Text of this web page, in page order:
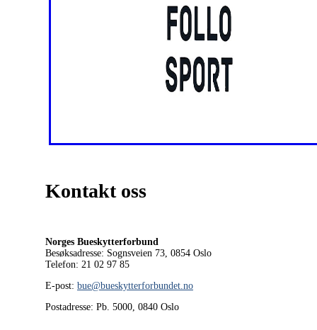
Kontakt oss
Norges Bueskytterforbund
Besøksadresse: Sognsveien 73, 0854 Oslo
Telefon: 21 02 97 85
E-post: bue@bueskytterforbundet.no
Postadresse: Pb. 5000, 0840 Oslo